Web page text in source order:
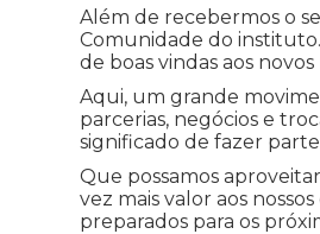
Além de recebermos o
Comunidade do
de boas vindas aos
Aqui, um grande
parcerias, negócios e
significado de fazer
Que possamos
vez mais valor aos
preparados para os